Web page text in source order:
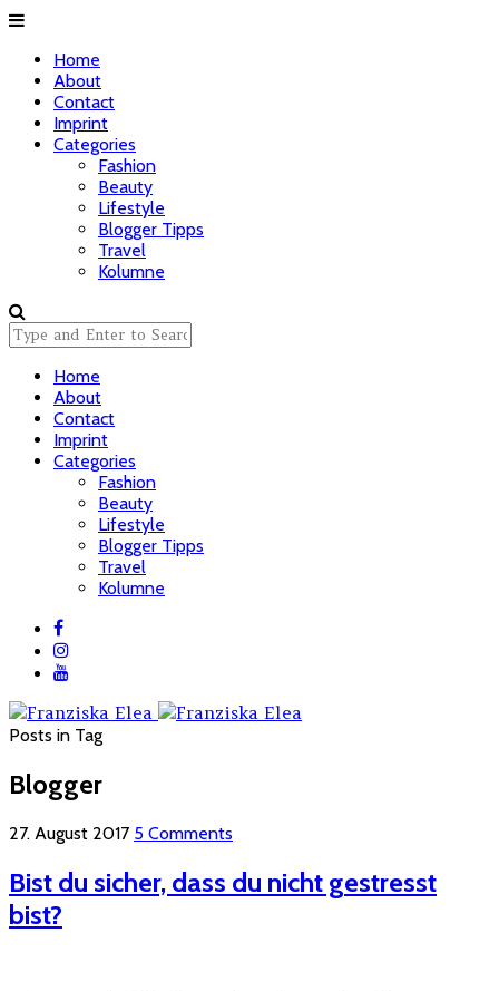
Home
About
Contact
Imprint
Categories
Fashion
Beauty
Lifestyle
Blogger Tipps
Travel
Kolumne
Home
About
Contact
Imprint
Categories
Fashion
Beauty
Lifestyle
Blogger Tipps
Travel
Kolumne
Posts in Tag
Blogger
27. August 2017 5 Comments
Bist du sicher, dass du nicht gestresst
bist?